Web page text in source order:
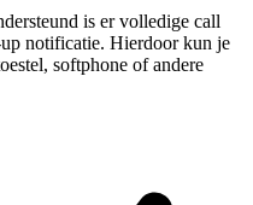
is er volledige call
notificatie. Hierdoor kun je
softphone of andere